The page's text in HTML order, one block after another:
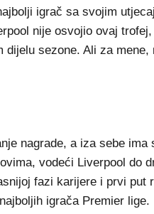
igrač sa svojim
nije osvojio ovaj
sezone. Ali za mene,
nagrade, a iza sebe ima
vodeći Liverpool do
fazi karijere i prvi put
igrača Premier lige.